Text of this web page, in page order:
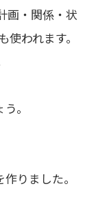
画・関係・状
われます。
。
りました。